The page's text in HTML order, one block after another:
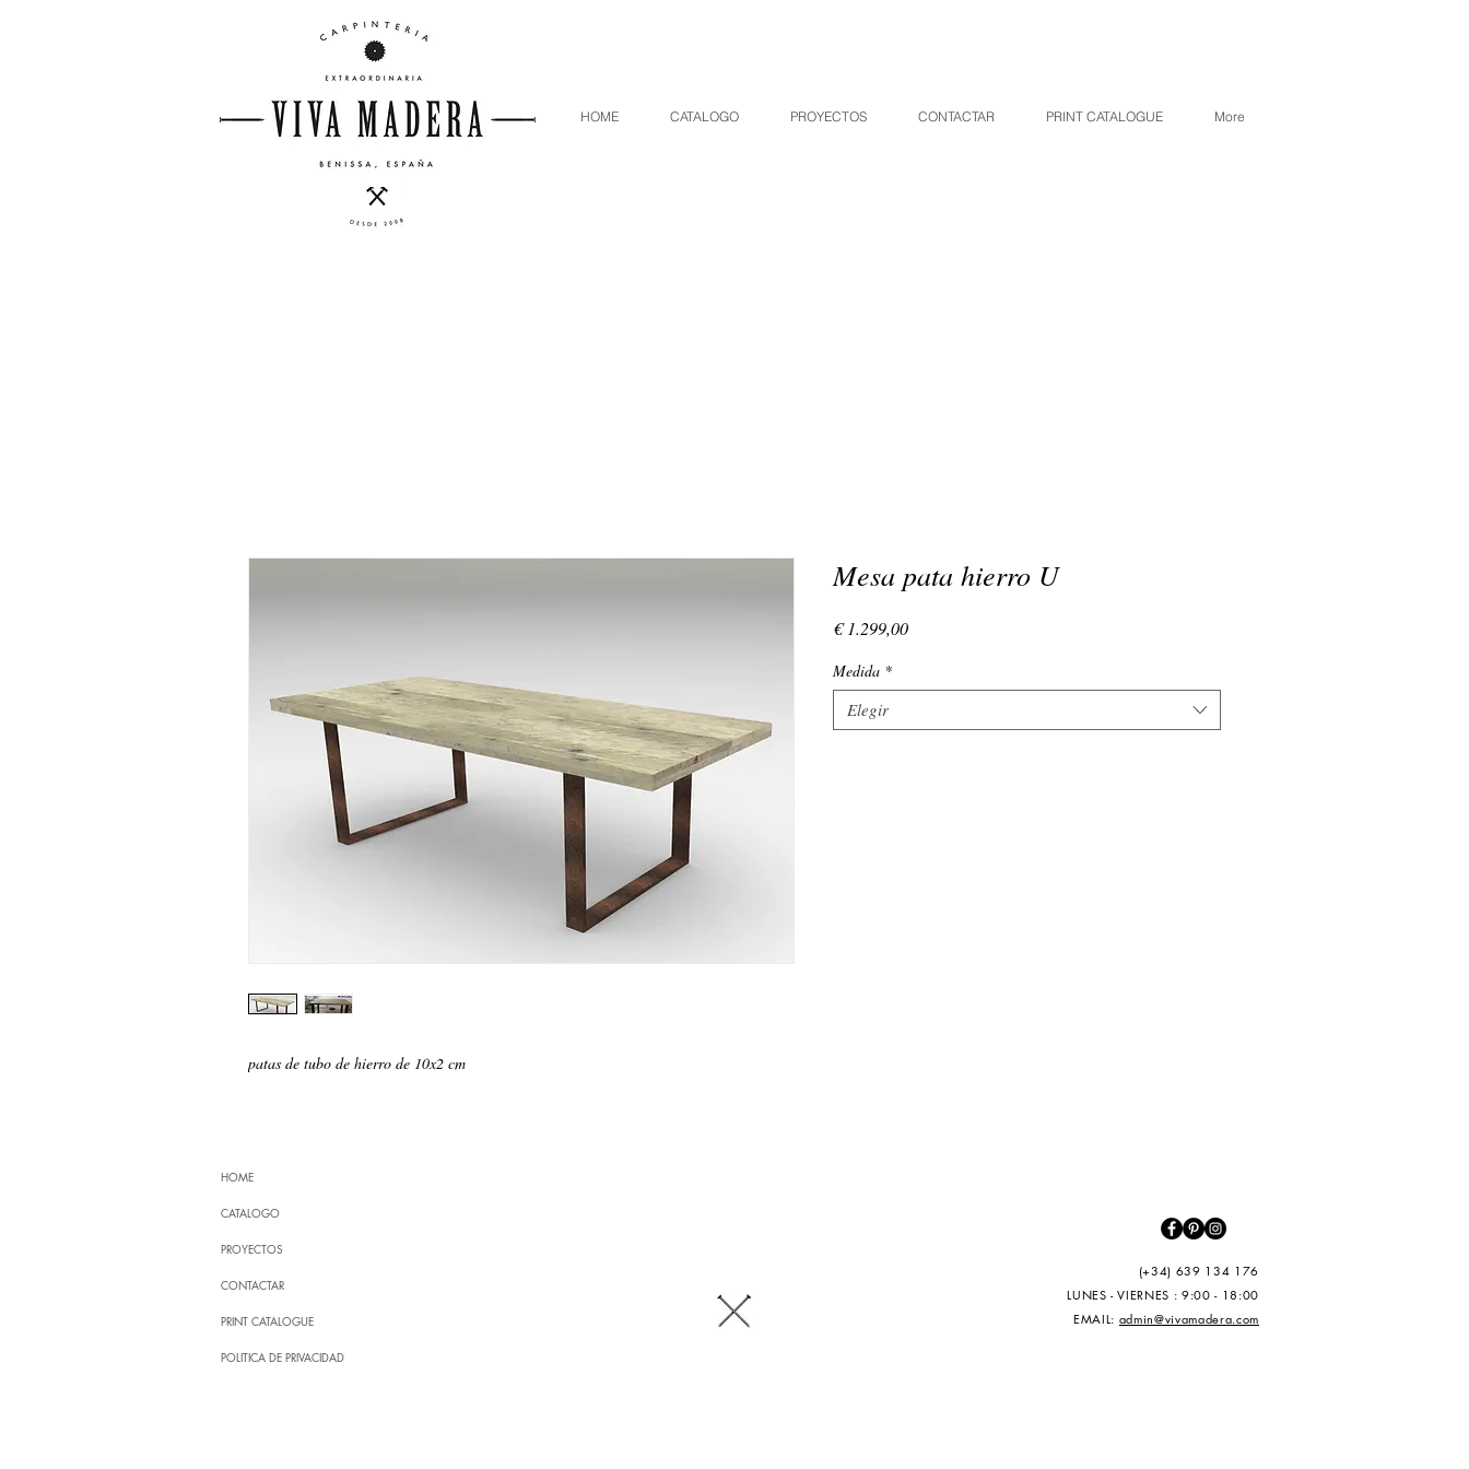
HOME CATALOGO PROYECTOS CONTACTAR PRINT CATALOGUE More
patas de tubo de hierro de 10x2 cm
Mesa pata hierro U
€ 1.299,00Precio
Medida *
Elegir
HOME
CATALOGO
PROYECTOS
CONTACTAR
PRINT CATALOGUE
POLITICA DE PRIVACIDAD
(+34) 639 134 176
LUNES - VIERNES : 9:00 - 18:00
EMAIL: admin@vivamadera.com